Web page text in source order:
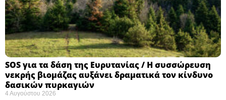
SOS για τα δάση της Ευρυτανίας / Η συσσώρευση
νεκρής βιομάζας αυξάνει δραματικά τον κίνδυνο
δασικών πυρκαγιών
4 Αυγούστου 2026